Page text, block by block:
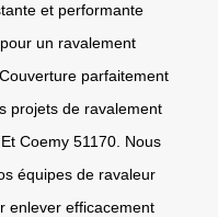
et performante
un ravalement
parfaitement
projets de ravalement
Coemy 51170. Nous
équipes de ravaleur
enlever efficacement